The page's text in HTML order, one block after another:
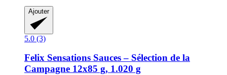
Ajouter
5.0 (3)
Felix Sensations Sauces – Sélection de la
Campagne 12x85 g, 1.020 g